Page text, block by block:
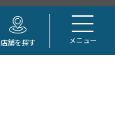
店舗を探す メニュー